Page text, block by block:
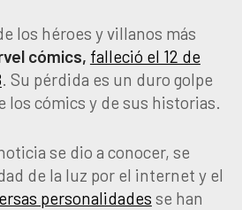
los héroes y villanos más
cómics, falleció el 12 de
. Su pérdida es un duro golpe
los cómics y de sus historias.
se dio a conocer, se
de la luz por el internet y el
personalidades se han